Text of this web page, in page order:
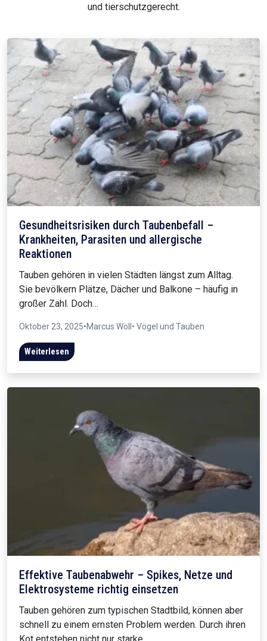
und tierschutzgerecht.
Gesundheitsrisiken durch Taubenbefall –
Krankheiten, Parasiten und allergische
Reaktionen
Tauben gehören in vielen Städten längst zum Alltag.
Sie bevölkern Plätze, Dächer und Balkone – häufig in
großer Zahl. Doch…
Oktober 23, 2025•Marcus Wöll • Vögel und Tauben
Weiterlesen
Effektive Taubenabwehr – Spikes, Netze und
Elektrosysteme richtig einsetzen
Tauben gehören zum typischen Stadtbild, können aber
schnell zu einem ernsten Problem werden. Durch ihren